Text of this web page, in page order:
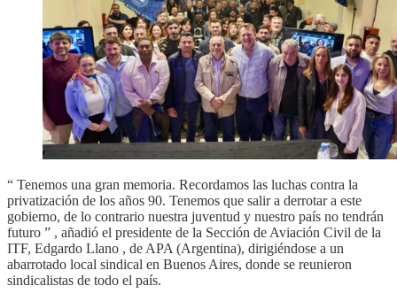
“ Tenemos una gran memoria. Recordamos las luchas contra la
privatización de los años 90. Tenemos que salir a derrotar a este
gobierno, de lo contrario nuestra juventud y nuestro país no tendrán
futuro ” , añadió el presidente de la Sección de Aviación Civil de la
ITF, Edgardo Llano , de APA (Argentina), dirigiéndose a un
abarrotado local sindical en Buenos Aires, donde se reunieron
sindicalistas de todo el país.